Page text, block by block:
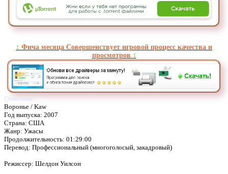
↕️ Фича месяца Совершенствует игровой процесс качества и
просмотров ↕️
Описание:
Воронье / Kaw
Год выпуска: 2007
Страна: США
Жанр: Ужасы
Продолжительность: 01:29:00
Перевод: Профессиональный (многоголосый, закадровый)
Режиссер: Шелдон Уилсон